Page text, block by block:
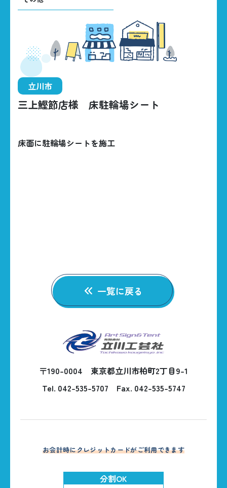
HOME
BUSINESS
立川市
三上鰹節店様 床駐輪場シート
床面に駐輪場シートを施工
一覧に戻る
〒190-0004 東京都立川市柏町2丁目9-1
Tel. 042-535-5707 Fax. 042-535-5747
お会計時にクレジットカードがご利用できます
分割OK